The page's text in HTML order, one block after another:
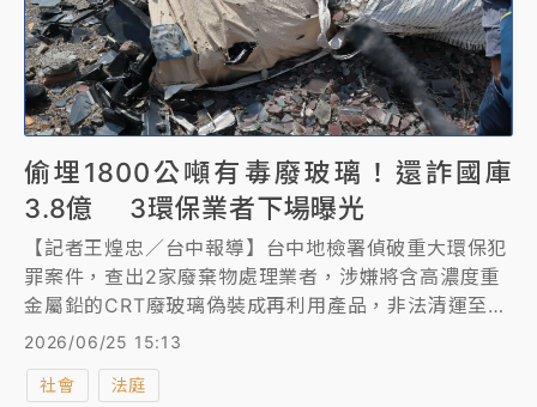
偷埋1800公噸有毒廢玻璃！還詐國庫
3.8億 3環保業者下場曝光
【記者王煌忠／台中報導】台中地檢署偵破重大環保犯
罪案件，查出2家廢棄物處理業者，涉嫌將含高濃度重
金屬鉛的CRT廢玻璃偽裝成再利用產品，非法清運至苗
栗苑裡棄置掩埋，數量高達1800公噸，現場檢測鉛溶
回收再利用數據，向政府詐領回收補助款逾3.8億元。
2026/06/25 15:13
社會 法庭